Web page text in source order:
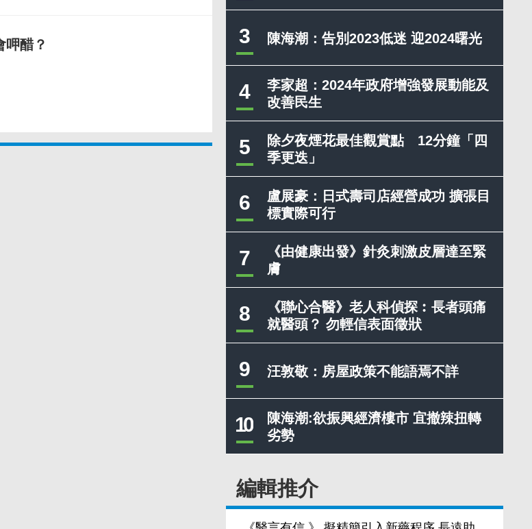
3 陳海潮：告別2023低迷 迎2024曙光
4
李家超：2024年政府增強發展動能及
改善民生
5
除夕夜煙花最佳觀賞點 12分鐘「四
季更迭」
6
盧展豪：日式壽司店經營成功 擴張目
標實際可行
7
《由健康出發》針灸刺激皮層達至緊
膚
8
《聯心合醫》老人科偵探︰長者頭痛
就醫頭？ 勿輕信表面徵狀
9 汪敦敬：房屋政策不能語焉不詳
10
陳海潮:欲振興經濟樓市 宜撤辣扭轉
劣勢
編輯推介
呷醋？